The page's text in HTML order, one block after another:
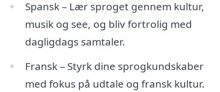
Spansk – Lær sproget gennem kultur,
musik og see, og bliv fortrolig med
dagligdags samtaler.
Fransk – Styrk dine sprogkundskaber
med fokus på udtale og fransk kultur.